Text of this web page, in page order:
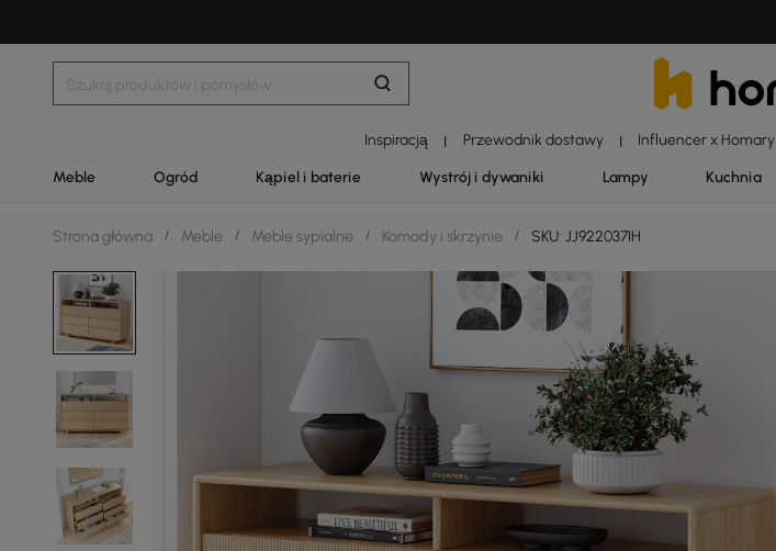
Inspiracją | Przewodnik dostawy | Influencer x Homary
Meble Ogród Kąpiel i baterie Wystrój i dywaniki Lampy Kuchnia
Strona główna / Meble / Meble sypialne / Komody i skrzynie / SKU: JJ922037IH